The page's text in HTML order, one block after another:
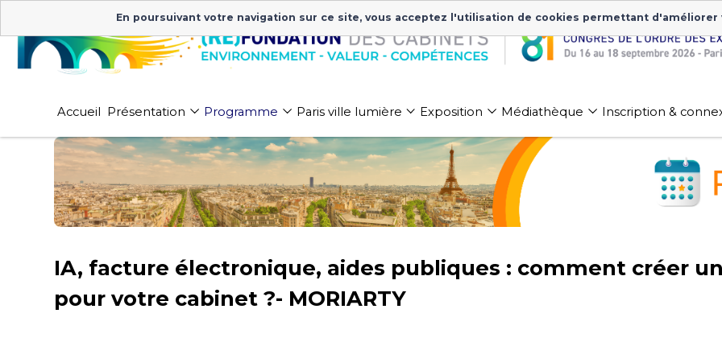
Accueil Présentation Programme Paris ville lumière Exposition Médiathèque Inscription &
IA, facture électronique, aides publiques : comment créer
pour votre cabinet ?- MORIARTY
En poursuivant votre navigation sur ce site, vous acceptez l'utilisation de cookies permettant